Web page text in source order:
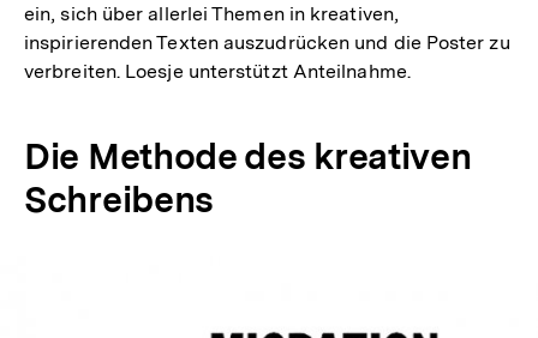
ein, sich über allerlei Themen in kreativen,
inspirierenden Texten auszudrücken und die Poster zu
verbreiten. Loesje unterstützt Anteilnahme.
Die Methode des kreativen
Schreibens